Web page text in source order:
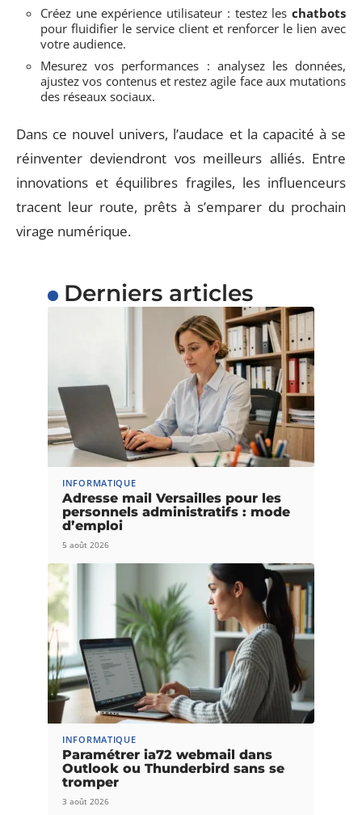
Créez une expérience utilisateur : testez les chatbots
pour fluidifier le service client et renforcer le lien avec
votre audience.
Mesurez vos performances : analysez les données,
ajustez vos contenus et restez agile face aux mutations
des réseaux sociaux.
Dans ce nouvel univers, l’audace et la capacité à se
réinventer deviendront vos meilleurs alliés. Entre
innovations et équilibres fragiles, les influenceurs
tracent leur route, prêts à s’emparer du prochain
virage numérique.
Derniers articles
INFORMATIQUE
Adresse mail Versailles pour les
personnels administratifs : mode
d’emploi
5 août 2026
INFORMATIQUE
Paramétrer ia72 webmail dans
Outlook ou Thunderbird sans se
tromper
3 août 2026